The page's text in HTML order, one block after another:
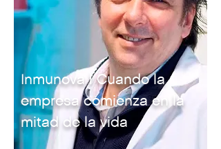
Inmunova | Cuando la
empresa comienza en la
mitad de la vida